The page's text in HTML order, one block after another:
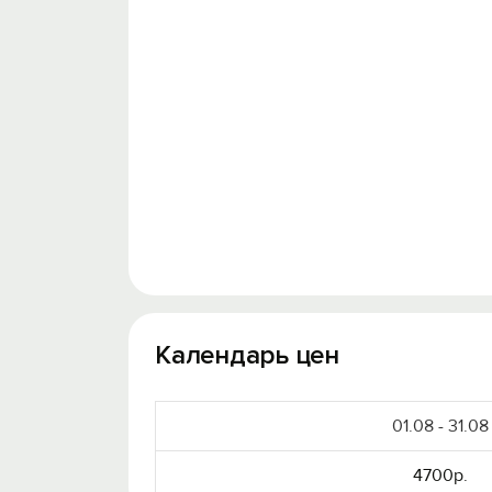
Календарь цен
01.08 - 31.08
4700р.